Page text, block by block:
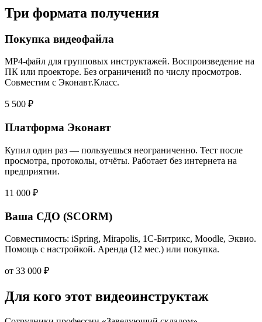
Три формата получения
Покупка видеофайла
MP4-файл для групповых инструктажей. Воспроизведение на
ПК или проекторе. Без ограничений по числу просмотров.
Совместим с Эконавт.Класс.
5 500 ₽
Платформа Эконавт
Купил один раз — пользуешься неограниченно. Тест после
просмотра, протоколы, отчёты. Работает без интернета на
предприятии.
11 000 ₽
Ваша СДО (SCORM)
Совместимость: iSpring, Mirapolis, 1С-Битрикс, Moodle, Эквио.
Помощь с настройкой. Аренда (12 мес.) или покупка.
от 33 000 ₽
Для кого этот видеоинструктаж